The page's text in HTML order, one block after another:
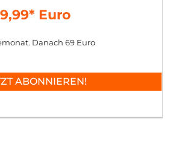
9,99* Euro
Danach 69 Euro
ABONNIEREN!